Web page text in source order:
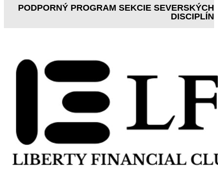
PODPORNÝ PROGRAM SEKCIE SEVERSKÝCH
DISCIPLÍN